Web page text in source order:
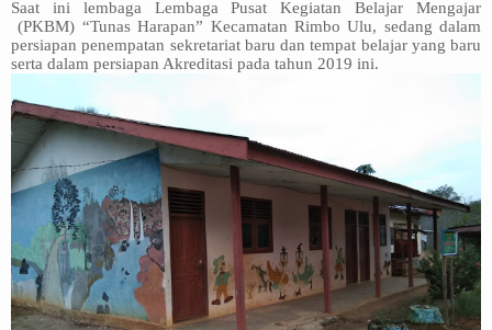
Saat ini lembaga Lembaga Pusat Kegiatan Belajar Mengajar
(PKBM) “Tunas Harapan” Kecamatan Rimbo Ulu, sedang dalam
persiapan penempatan sekretariat baru dan tempat belajar yang baru
serta dalam persiapan Akreditasi pada tahun 2019 ini.